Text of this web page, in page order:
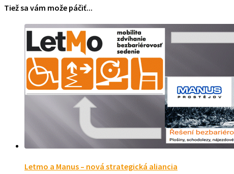
Tiež sa vám može páčiť...
Letmo a Manus – nová strategická aliancia